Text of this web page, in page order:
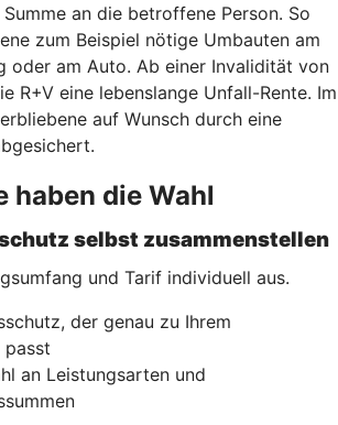
an die betroffene Person. So
zum Beispiel nötige Umbauten am
oder am Auto. Ab einer Invalidität von
R+V eine lebenslange Unfall-Rente. Im
auf Wunsch durch eine
haben die Wahl
selbst zusammenstellen
und Tarif individuell aus.
der genau zu Ihrem
passt
an Leistungsarten und